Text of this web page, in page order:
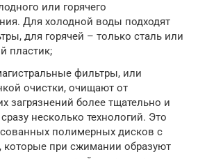
или горячего
Для холодной воды подходят
для горячей – только сталь или
пластик;
фильтры, или
очистки, очищают от
загрязнений более тщательно и
несколько технологий. Это
полимерных дисков с
которые при сжимании образуют